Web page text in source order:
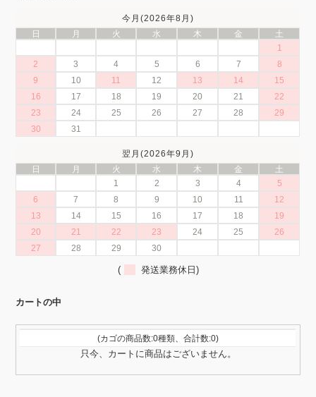
今月(2026年8月)
日
月 火 水 木 金
土
1
2
3 4 5 6 7
8
9
10 11 12 13 14
15
16
17 18 19 20 21
22
23
24 25 26 27 28
29
30
31
翌月(2026年9月)
日
月 火 水 木 金
土
1
2 3 4
5
6
7 8 9 10 11
12
13
14 15 16 17 18
19
20
21 22 23 24 25
26
27
28 29 30
( 発送業務休日)
カートの中
(カゴの商品数:0種類、合計数:0)
只今、カートに商品はございません。